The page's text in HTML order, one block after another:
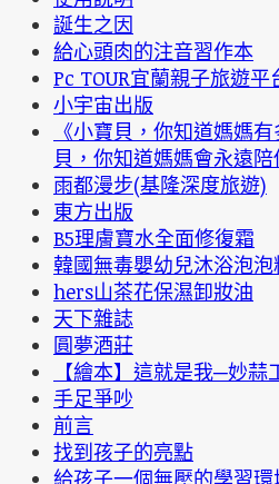
誕生之因
給心頭肉的注音習作本
Pc TOUR宜蘭親子旅遊平
小宇宙出版
《小寶貝，你知道媽媽
貝，你知道媽媽會永遠陪
雨都漫步(基隆深度旅遊)
東方出版
B5理膚寶水全面修復霜
韓國無毒嬰幼兒沐浴泡
hers山茶花保濕卸妝油
天下雜誌
圓夢酒莊
【繪本】這就是我─妙蒜
手足爭吵
前言
找到孩子的亮點